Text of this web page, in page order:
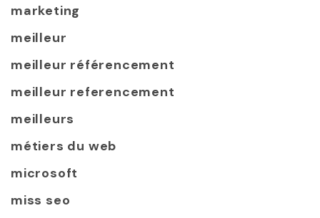
marketing
meilleur
meilleur référencement
meilleur referencement
meilleurs
métiers du web
microsoft
miss seo